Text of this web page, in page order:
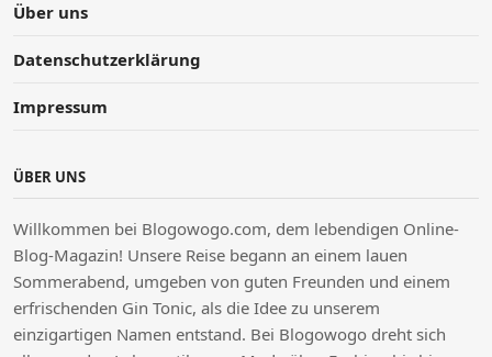
Über uns
Datenschutzerklärung
Impressum
ÜBER UNS
Willkommen bei Blogowogo.com, dem lebendigen Online-
Blog-Magazin! Unsere Reise begann an einem lauen
Sommerabend, umgeben von guten Freunden und einem
erfrischenden Gin Tonic, als die Idee zu unserem
einzigartigen Namen entstand. Bei Blogowogo dreht sich